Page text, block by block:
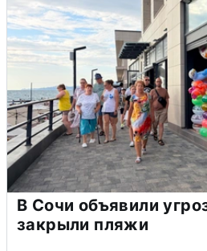
В Сочи объявили
закрыли пляжи